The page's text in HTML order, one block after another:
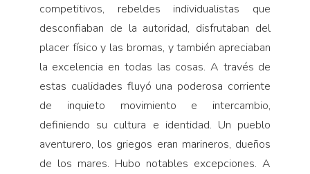
competitivos, rebeldes individualistas que
desconfiaban de la autoridad, disfrutaban del
placer físico y las bromas, y también apreciaban
la excelencia en todas las cosas. A través de
estas cualidades fluyó una poderosa corriente
de inquieto movimiento e intercambio,
definiendo su cultura e identidad. Un pueblo
aventurero, los griegos eran marineros, dueños
de los mares. Hubo notables excepciones. A